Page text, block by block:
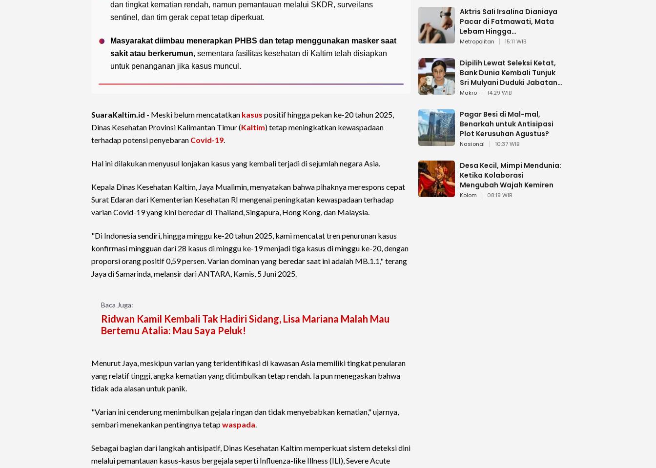
dan tingkat kematian rendah, namun pemantauan melalui SKDR, surveilans
sentinel, dan tim gerak cepat tetap diperkuat.
Masyarakat diimbau menerapkan PHBS dan tetap menggunakan masker saat
sakit atau berkerumun, sementara fasilitas kesehatan di Kaltim telah disiapkan
untuk penanganan jika kasus muncul.
SuaraKaltim.id - Meski belum mencatatkan kasus positif hingga pekan ke-20 tahun 2025,
Dinas Kesehatan Provinsi Kalimantan Timur (Kaltim) tetap meningkatkan kewaspadaan
terhadap potensi penyebaran Covid-19.
Hal ini dilakukan menyusul lonjakan kasus yang kembali terjadi di sejumlah negara Asia.
Kepala Dinas Kesehatan Kaltim, Jaya Mualimin, menyatakan bahwa pihaknya merespons cepat
Surat Edaran dari Kementerian Kesehatan RI mengenai peningkatan kewaspadaan terhadap
varian Covid-19 yang kini beredar di Thailand, Singapura, Hong Kong, dan Malaysia.
"Di Indonesia sendiri, hingga minggu ke-20 tahun 2025, kami mencatat tren penurunan kasus
konfirmasi mingguan dari 28 kasus di minggu ke-19 menjadi tiga kasus di minggu ke-20, dengan
proporsi orang positif 0,59 persen. Varian dominan yang beredar saat ini adalah MB.1.1," terang
Jaya di Samarinda, melansir dari ANTARA, Kamis, 5 Juni 2025.
Baca Juga:
Ridwan Kamil Kembali Tak Hadiri Sidang, Lisa Mariana Malah Mau
Bertemu Atalia: Mau Saya Peluk!
Menurut Jaya, meskipun varian yang teridentifikasi di kawasan Asia memiliki tingkat penularan
yang relatif tinggi, angka kematian yang ditimbulkan tetap rendah. Ia pun menegaskan bahwa
tidak ada alasan untuk panik.
"Varian ini cenderung menimbulkan gejala ringan dan tidak menyebabkan kematian," ujarnya,
sembari menekankan pentingnya tetap waspada.
Sebagai bagian dari langkah antisipatif, Dinas Kesehatan Kaltim memperkuat sistem deteksi dini
melalui pemantauan kasus-kasus bergejala seperti Influenza-like Illness (ILI), Severe Acute
Aktris Sali Irsalina Dianiaya
Pacar di Fatmawati, Mata
Lebam Hingga
Diselamatkan Polantas
Metropolitan 15:11 WIB
Dipilih Lewat Seleksi Ketat,
Bank Dunia Kembali Tunjuk
Sri Mulyani Duduki Jabatan
Strategis
Makro 14:29 WIB
Pagar Besi di Mal-mal,
Benarkah untuk Antisipasi
Plot Kerusuhan Agustus?
Nasional 10:37 WIB
Desa Kecil, Mimpi Mendunia:
Ketika Kolaborasi
Mengubah Wajah Kemiren
Kolom 08:19 WIB